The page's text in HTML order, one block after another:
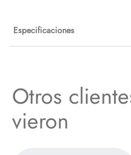
Especificaciones
Otros
vieron